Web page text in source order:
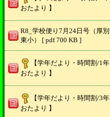
おたより 】
R8_学校便り7月24日号（厚別
東小） [ pdf 700 KB ]
【学年だより・時間割/1年
おたより 】
【学年だより・時間割/3年
おたより 】